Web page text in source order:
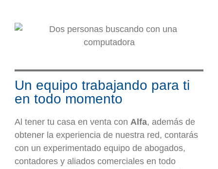
Un equipo trabajando para ti
en todo momento
Al tener tu casa en venta con Alfa, además de
obtener la experiencia de nuestra red, contarás
con un experimentado equipo de abogados,
contadores y aliados comerciales en todo